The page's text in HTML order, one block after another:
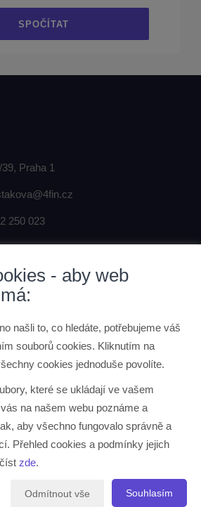
SPOČÍTAT
Praha 1
250 023
- aby web
našli to, co hledáte, potřebujeme váš
souborů cookies. Kliknutím na
cookies jednoduše povolíte.
které se ukládají ve vašem
na našem webu poznáme a
aby všechno fungovalo správně a
Přehled cookies a podmínky jejich
zde.
Souhlasím
Odmítnout vše